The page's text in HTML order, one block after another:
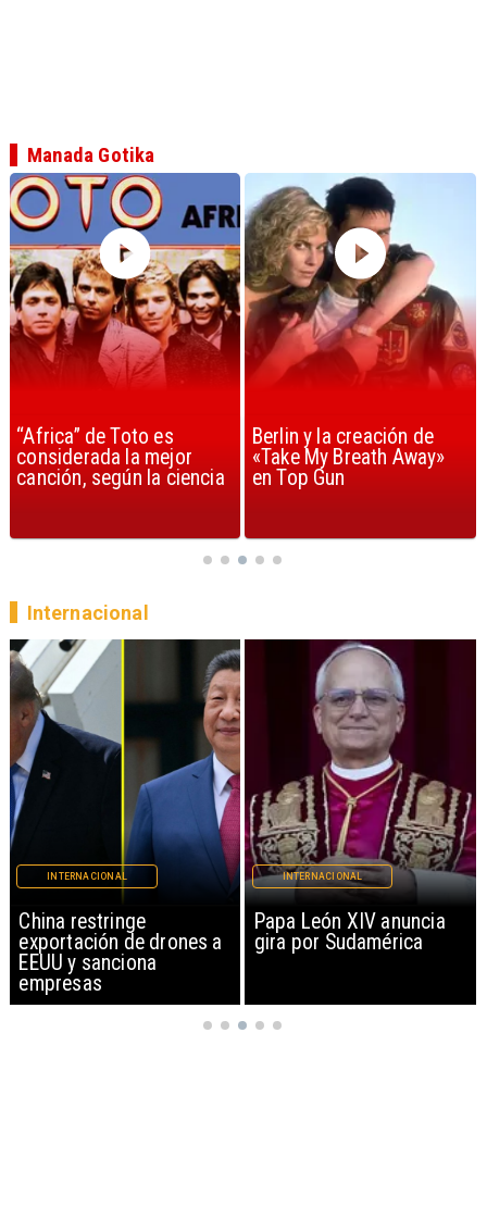
“Africa” de Toto es
considerada la mejor
canción, según la ciencia
Berlin y la creación de
«Take My Breath Away»
en Top Gun
Manada Gotika
China restringe
exportación de drones a
EEUU y sanciona
empresas
INTERNACIONAL
Papa León XIV anuncia
gira por Sudamérica
INTERNACIONAL
Internacional